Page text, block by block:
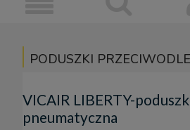
PODUSZKI
VICAIR LIBERTY-
pneumatyczna